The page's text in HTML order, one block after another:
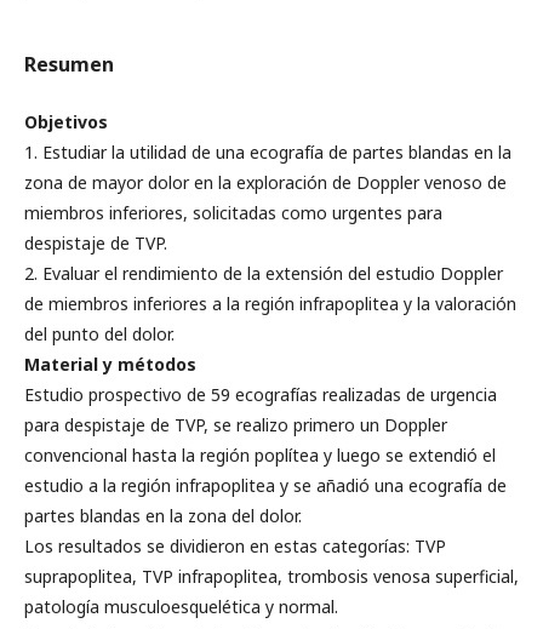
Resumen
Objetivos
1. Estudiar la utilidad de una ecografía de partes blandas en la
zona de mayor dolor en la exploración de Doppler venoso de
miembros inferiores, solicitadas como urgentes para
despistaje de TVP.
2. Evaluar el rendimiento de la extensión del estudio Doppler
de miembros inferiores a la región infrapoplitea y la valoración
del punto del dolor.
Material y métodos
Estudio prospectivo de 59 ecografías realizadas de urgencia
para despistaje de TVP, se realizo primero un Doppler
convencional hasta la región poplítea y luego se extendió el
estudio a la región infrapoplitea y se añadió una ecografía de
partes blandas en la zona del dolor.
Los resultados se dividieron en estas categorías: TVP
suprapoplitea, TVP infrapoplitea, trombosis venosa superficial,
patología musculoesquelética y normal.